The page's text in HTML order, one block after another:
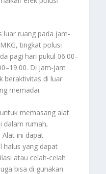
luar ruang pada jam-
tingkat polusi
pagi hari pukul 06.00–
Di jam-jam
beraktivitas di luar
memadai.
memasang alat
dalam rumah,
ini dapat
halus yang dapat
atau celah-celah
bisa di gunakan